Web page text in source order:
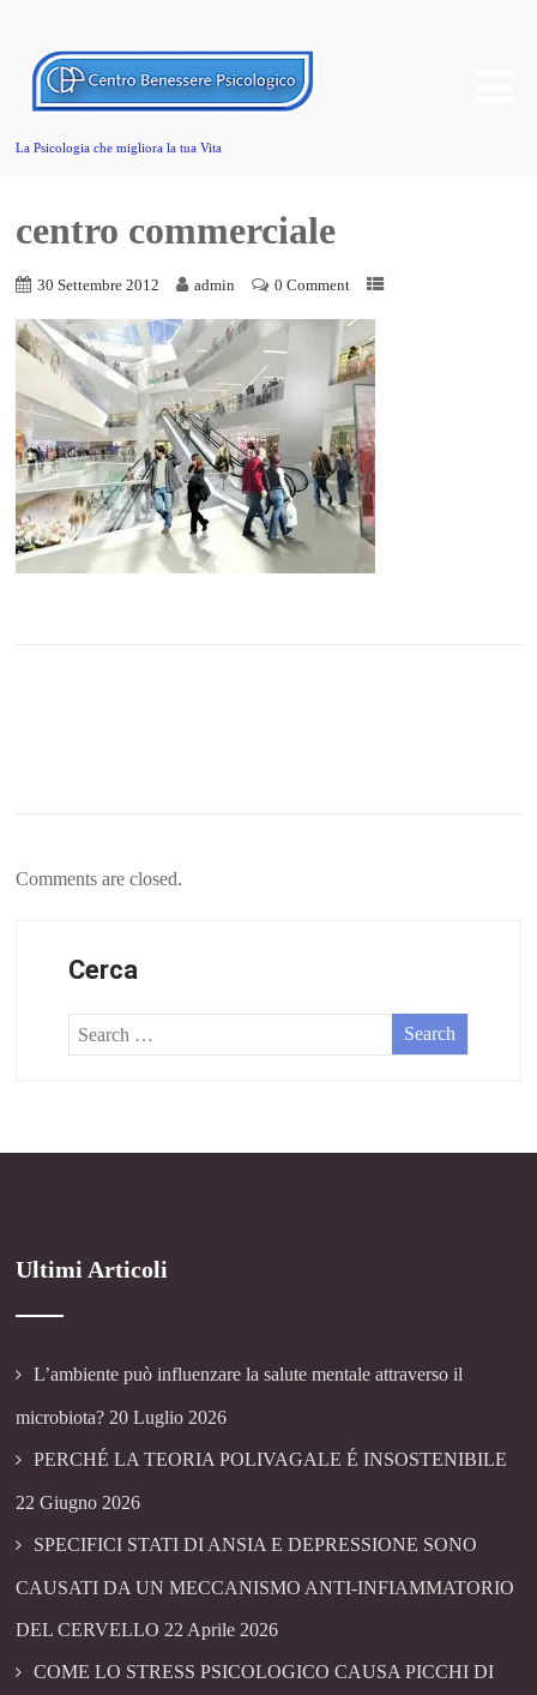
La Psicologia che migliora la tua Vita
centro commerciale
30 Settembre 2012 admin 0 Comment
Comments are closed.
Cerca
Ultimi Articoli
L’ambiente può influenzare la salute mentale attraverso il
microbiota? 20 Luglio 2026
PERCHÉ LA TEORIA POLIVAGALE É INSOSTENIBILE
22 Giugno 2026
SPECIFICI STATI DI ANSIA E DEPRESSIONE SONO
CAUSATI DA UN MECCANISMO ANTI-INFIAMMATORIO
DEL CERVELLO 22 Aprile 2026
COME LO STRESS PSICOLOGICO CAUSA PICCHI DI